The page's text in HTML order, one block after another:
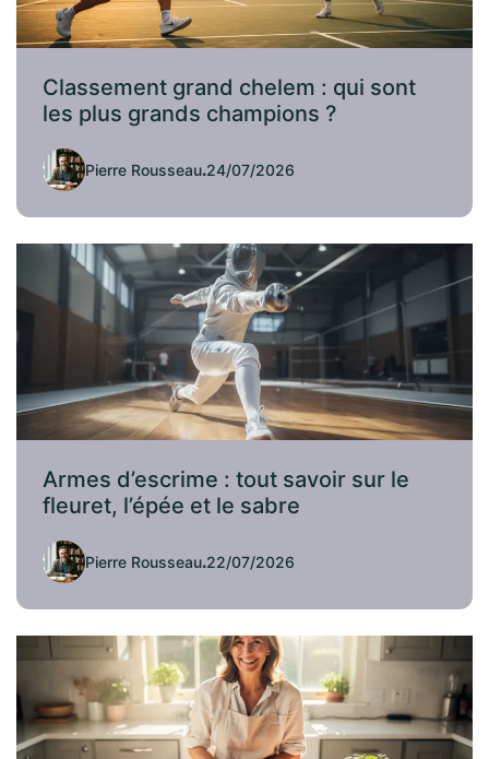
Classement grand chelem : qui sont
les plus grands champions ?
Pierre Rousseau.24/07/2026
Armes d’escrime : tout savoir sur le
fleuret, l’épée et le sabre
Pierre Rousseau.22/07/2026